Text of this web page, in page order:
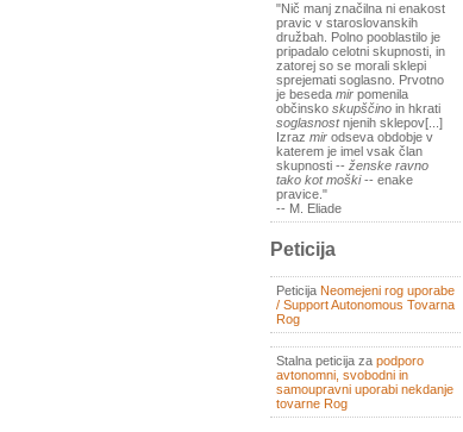
"Nič manj značilna ni enakost
pravic v staroslovanskih
družbah. Polno pooblastilo je
pripadalo celotni skupnosti, in
zatorej so se morali sklepi
sprejemati soglasno. Prvotno
je beseda mir pomenila
občinsko skupščino in hkrati
soglasnostnjenih sklepov[...]
Izraz mir odseva obdobje v
katerem je imel vsak član
skupnosti -- ženske ravno
tako kot moški-- enake
pravice."
-- M. Eliade
Peticija
Peticija Neomejeni rog uporabe
/ Support Autonomous Tovarna
Rog
Stalna peticija za podporo
avtonomni, svobodni in
samoupravni uporabi nekdanje
tovarne Rog